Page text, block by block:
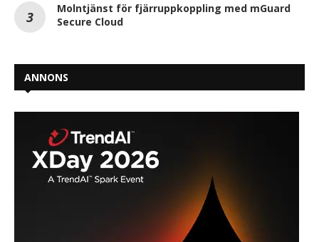
Molntjänst för fjärruppkoppling med mGuard
Secure Cloud
ANNONS